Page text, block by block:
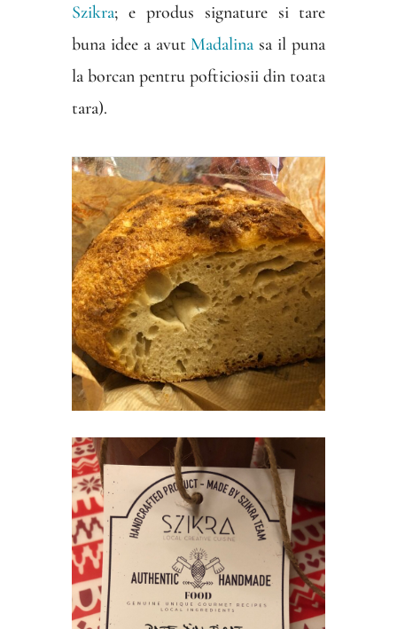
Szikra; e produs signature si tare
buna idee a avut Madalina sa il puna
la borcan pentru pofticiosii din toata
tara).